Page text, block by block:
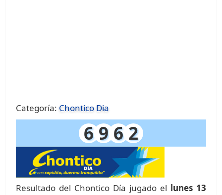
Categoría: Chontico Dia
6 9 6 2
Resultado del Chontico Día jugado el lunes 13